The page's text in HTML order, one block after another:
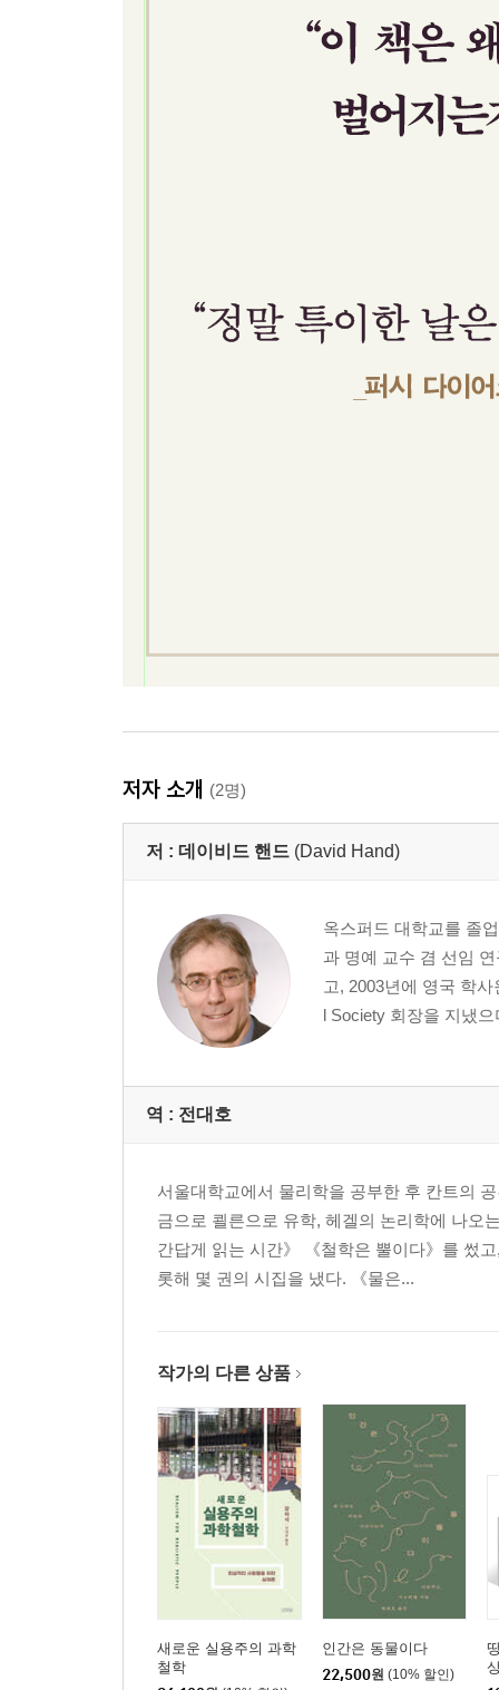
저자 소개 (2명)
저 : 데이비드 핸드 (David Hand)
옥스퍼드 대학교를 졸
과 명예 교수 겸 선임
고, 2003년에 영국 학
l Society 회장을 지냈
역 : 전대호
서울대학교에서 물리학을 공부한 후 칸트의
금으로 쾰른으로 유학, 헤겔의 논리학에 나오
간답게 읽는 시간》 《철학은 뿔이다》를 썼
롯해 몇 권의 시집을 냈다. 《물은...
작가의 다른 상품
새로운 실용주의 과학
철학
인간은 동물이다
22,500원 (10% 할인)
+